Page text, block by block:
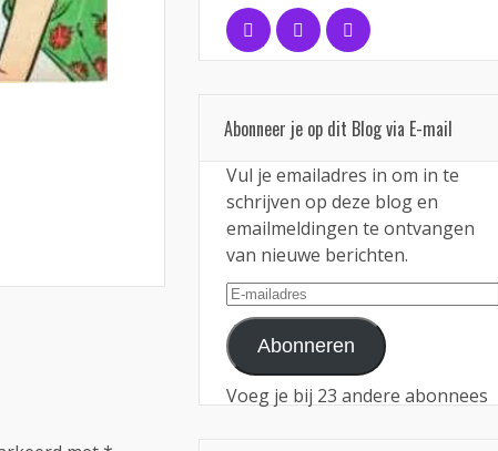
Abonneer je op dit Blog via E-mail
Vul je emailadres in om in te
schrijven op deze blog en
emailmeldingen te ontvangen
van nieuwe berichten.
E-
mailadres
Abonneren
Voeg je bij 23 andere abonnees